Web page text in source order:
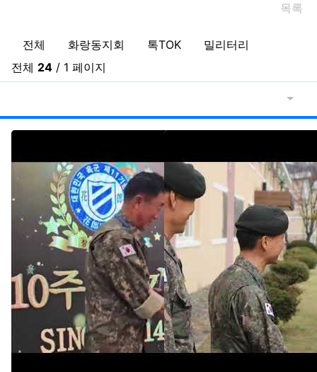
목록
아말다말TV 분류 목록
전체 화랑동지회 톡TOK 밀리터리
전체 24 / 1 페이지
게시